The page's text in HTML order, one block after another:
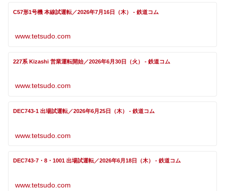
C57形1号機 本線試運転／2026年7月16日（木） - 鉄道コム
www.tetsudo.com
227系 Kizashi 営業運転開始／2026年6月30日（火） - 鉄道コム
www.tetsudo.com
DEC743-1 出場試運転／2026年6月25日（木） - 鉄道コム
www.tetsudo.com
DEC743-7・8・1001 出場試運転／2026年6月18日（木） - 鉄道コム
www.tetsudo.com